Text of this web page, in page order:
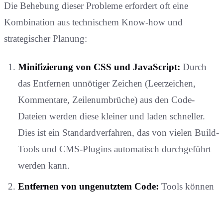
Die Behebung dieser Probleme erfordert oft eine
Kombination aus technischem Know-how und
strategischer Planung:
Minifizierung von CSS und JavaScript: Durch
das Entfernen unnötiger Zeichen (Leerzeichen,
Kommentare, Zeilenumbrüche) aus den Code-
Dateien werden diese kleiner und laden schneller.
Dies ist ein Standardverfahren, das von vielen Build-
Tools und CMS-Plugins automatisch durchgeführt
werden kann.
Entfernen von ungenutztem Code: Tools können